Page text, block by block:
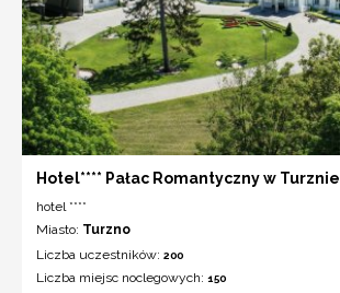
Hotel**** Pałac Romantyczny w Turznie
hotel ****
Miasto: Turzno
Liczba uczestników: 200
Liczba miejsc noclegowych: 150